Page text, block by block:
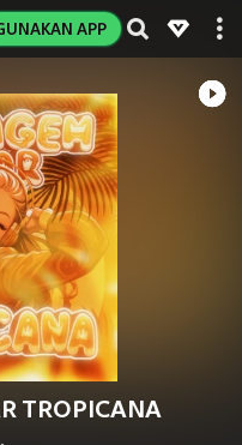
APP
TROPICANA